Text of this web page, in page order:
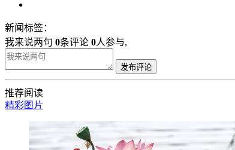
新闻标签：
我来说两句 0条评论 0人参与,
发布评论
推荐阅读